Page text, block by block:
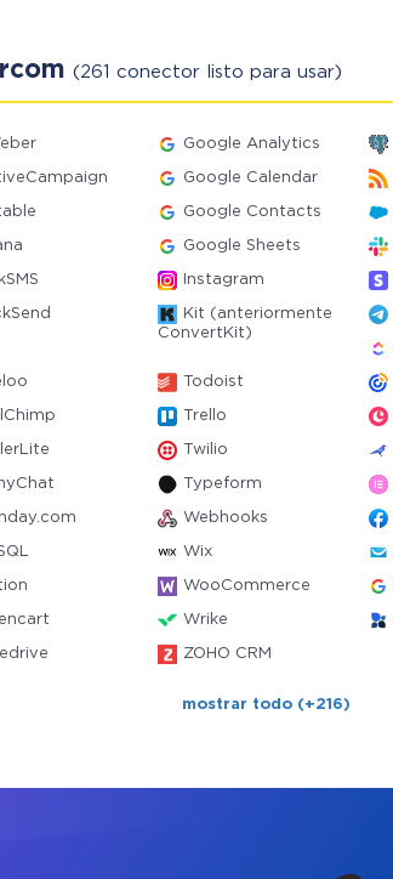
(261 conector listo para usar)
Google Analytics
Google Calendar
Google Contacts
Google Sheets
Instagram
Kit (anteriormente
ConvertKit)
Todoist
Trello
Twilio
Typeform
Webhooks
Wix
WooCommerce
Wrike
ZOHO CRM
mostrar todo (+216)